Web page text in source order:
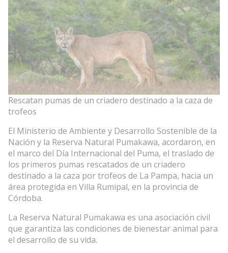
Rescatan pumas de un criadero destinado a la caza de
trofeos
El Ministerio de Ambiente y Desarrollo Sostenible de la
Nación y la Reserva Natural Pumakawa, acordaron, en
el marco del Día Internacional del Puma, el traslado de
los primeros pumas rescatados de un criadero
destinado a la caza por trofeos de La Pampa, hacia un
área protegida en Villa Rumipal, en la provincia de
Córdoba.
La Reserva Natural Pumakawa es una asociación civil
que garantiza las condiciones de bienestar animal para
el desarrollo de su vida.